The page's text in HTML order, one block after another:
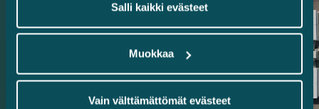
Salli kaikki evästeet
Muokkaa
Vain välttämättömät evästeet